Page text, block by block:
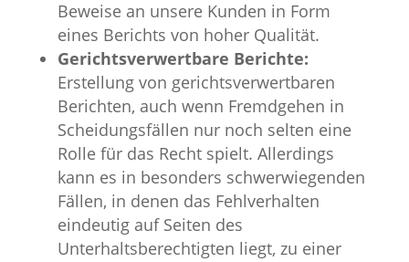
Beweise an unsere Kunden in Form
eines Berichts von hoher Qualität.
Gerichtsverwertbare Berichte:
Erstellung von gerichtsverwertbaren
Berichten, auch wenn Fremdgehen in
Scheidungsfällen nur noch selten eine
Rolle für das Recht spielt. Allerdings
kann es in besonders schwerwiegenden
Fällen, in denen das Fehlverhalten
eindeutig auf Seiten des
Unterhaltsberechtigten liegt, zu einer